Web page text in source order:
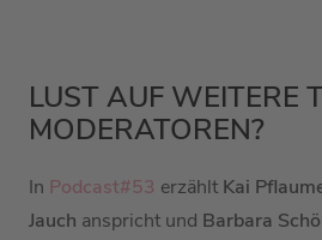
LUST AUF WEITERE
MODERATOREN?
In Podcast#53 erzählt Kai
Jauch anspricht und Barbara